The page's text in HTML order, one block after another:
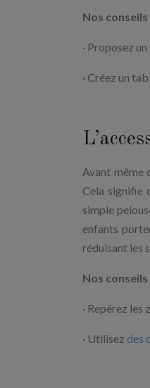
Nos conseils
· Proposez
· Créez un
Avant même
Cela signifie
simple
enfants
réduisant les
Nos conseils
· Repérez
· Utilisez des